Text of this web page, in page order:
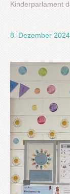
Kinderparlament
8. Dezember 2024